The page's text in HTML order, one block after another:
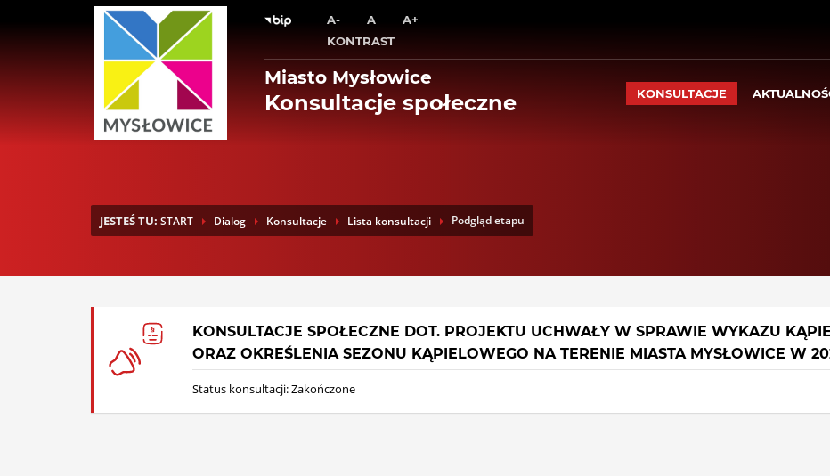
Przejdź do mapy serwisu
A- A
A+
KONTRAST
Miasto Mysłowice
Konsultacje społeczne KONSULTACJE
JESTEŚ TU: START Dialog Konsultacje Lista konsultacji Podgląd etapu
KONSULTACJE SPOŁECZNE DOT. PROJEKTU UCHWAŁY W SPRAWIE WYKAZU
ORAZ OKREŚLENIA SEZONU KĄPIELOWEGO NA TERENIE MIASTA MYSŁOWICE W
Status konsultacji: Zakończone